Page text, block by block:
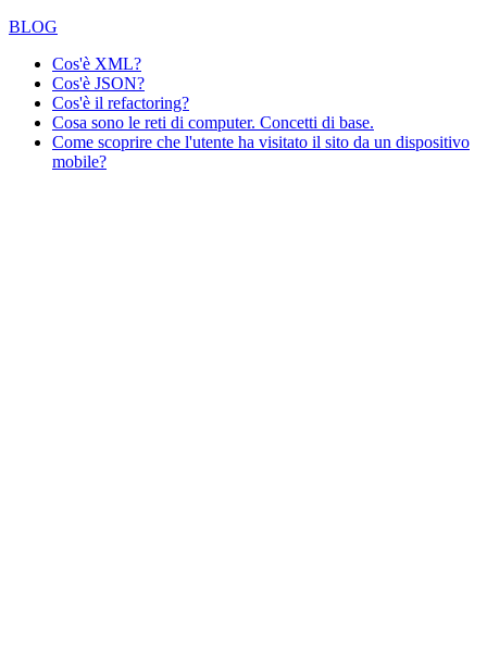
BLOG
Cos'è XML?
Cos'è JSON?
Cos'è il refactoring?
Cosa sono le reti di computer. Concetti di base.
Come scoprire che l'utente ha visitato il sito da un dispositivo
mobile?